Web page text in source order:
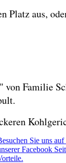
Platz aus,
von Familie
Sie uns
Facebook